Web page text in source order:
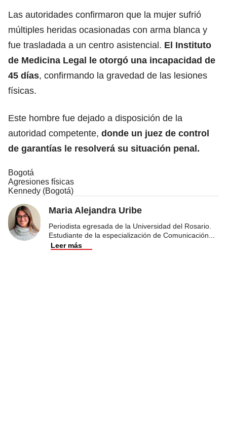
Las autoridades confirmaron que la mujer sufrió
múltiples heridas ocasionadas con arma blanca y
fue trasladada a un centro asistencial. El Instituto
de Medicina Legal le otorgó una incapacidad de
45 días, confirmando la gravedad de las lesiones
físicas.
Este hombre fue dejado a disposición de la
autoridad competente, donde un juez de control
de garantías le resolverá su situación penal.
Bogotá
Agresiones físicas
Kennedy (Bogotá)
Maria Alejandra Uribe
Periodista egresada de la Universidad del Rosario.
Estudiante de la especialización de Comunicación
Leer más